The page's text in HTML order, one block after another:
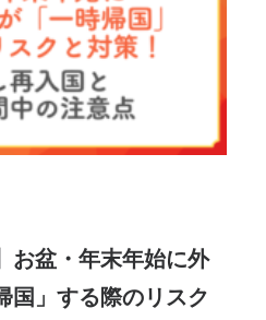
お盆・年末年始に外
国」する際のリスク